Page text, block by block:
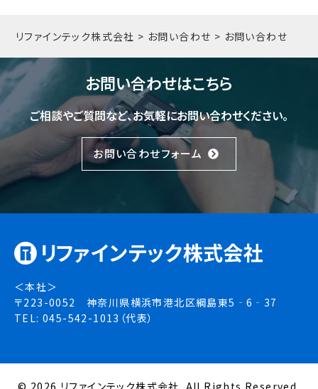
リファインテック株式会社 > お問い合わせ > お問い合わせ
お問い合わせはこちら
ご相談やご質問など、お気軽にお問い合わせください。
お問い合わせフォーム
＜本社＞
〒223-0052 神奈川県横浜市港北区綱島東5‐6‐37
TEL: 045-542-1013（代表）